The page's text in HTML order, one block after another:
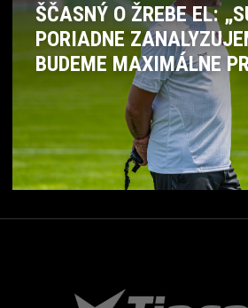
ŠČASNÝ O ŽREBE EL:
PORIADNE
BUDEME MAXIMÁLNE